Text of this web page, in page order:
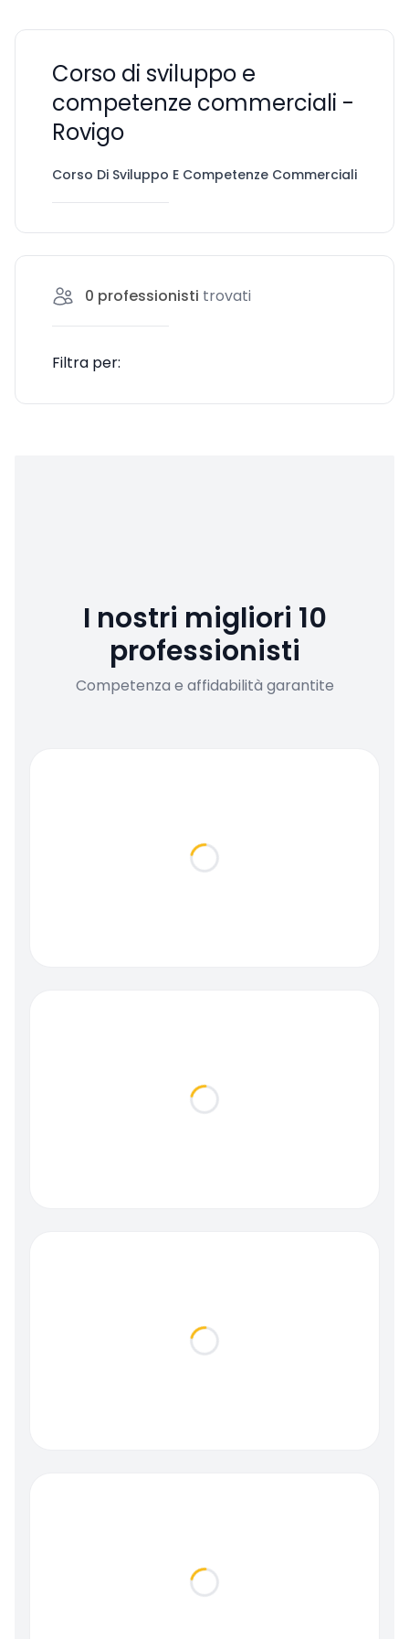
Corso di sviluppo e
competenze commerciali -
Rovigo
Corso Di Sviluppo E Competenze Commerciali
0 professionisti trovati
Filtra per:
I nostri migliori 10
professionisti
Competenza e affidabilità garantite
Loading...
Loading...
Loading...
Loading...